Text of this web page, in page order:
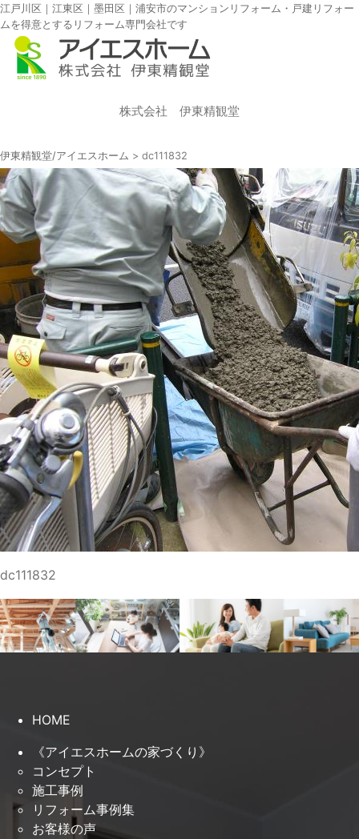
江戸川区｜江東区｜墨田区｜浦安市のマンションリフォーム・戸建リフォー
ムを得意とするリフォーム専門会社です
株式会社 伊東精観堂
伊東精観堂/アイエスホーム > dc111832
dc111832
HOME
《アイエスホームの家づくり》
コンセプト
施工事例
リフォーム事例集
お客様の声